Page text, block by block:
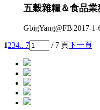
五穀雜糧＆食品
GbigYang@FB|2017-1-
1234.. 7 / 7 頁下一頁